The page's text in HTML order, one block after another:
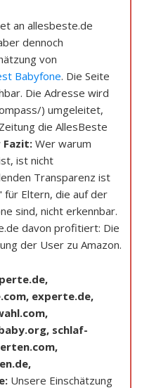
an allesbeste.de
dennoch
von
Babyfone. Die Seite
Die Adresse wird
) umgeleitet,
die AllesBeste
Fazit:Wer warum
ist nicht
Transparenz ist
Eltern, die auf der
sind, nicht erkennbar.
davon profitiert: Die
der User zu Amazon.
experte.de,
schlaf-
Unsere Einschätzung